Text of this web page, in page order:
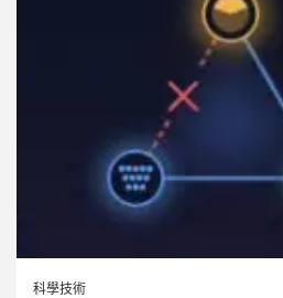
科學技術